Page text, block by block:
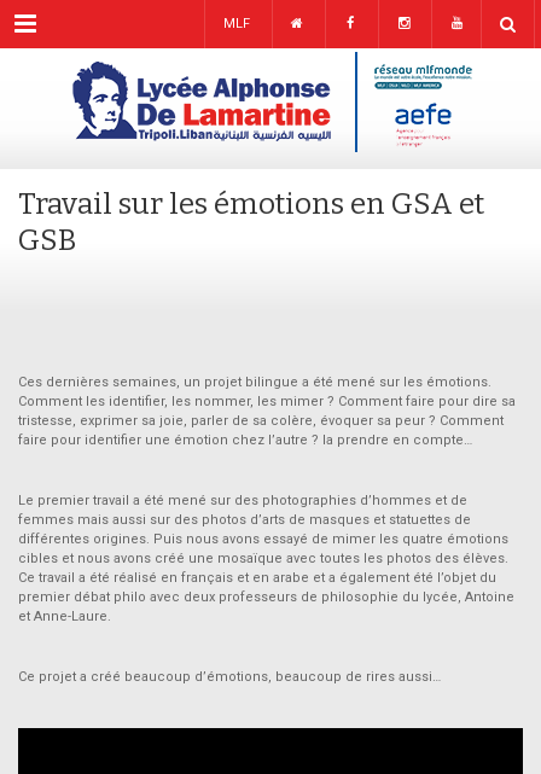
Menu MLF
Travail sur les émotions en GSA et
GSB
Ces dernières semaines, un projet bilingue a été mené sur les émotions.
Comment les identifier, les nommer, les mimer ? Comment faire pour dire sa
tristesse, exprimer sa joie, parler de sa colère, évoquer sa peur ? Comment
faire pour identifier une émotion chez l’autre ? la prendre en compte…
Le premier travail a été mené sur des photographies d’hommes et de
femmes mais aussi sur des photos d’arts de masques et statuettes de
différentes origines. Puis nous avons essayé de mimer les quatre émotions
cibles et nous avons créé une mosaïque avec toutes les photos des élèves.
Ce travail a été réalisé en français et en arabe et a également été l’objet du
premier débat philo avec deux professeurs de philosophie du lycée, Antoine
et Anne-Laure.
Ce projet a créé beaucoup d’émotions, beaucoup de rires aussi…